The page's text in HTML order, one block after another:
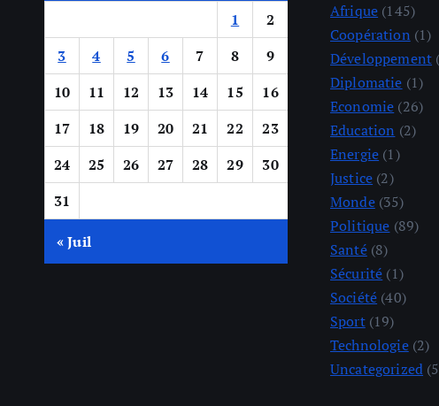
1
2
3
4 5 6 7 8
9
10
11 12 13 14 15
16
17
18 19 20 21 22
23
24
25 26 27 28 29
30
31
« Juil
Afrique (145)
Coopération (1)
Développement
Diplomatie (1)
Economie (26)
Education (2)
Energie (1)
Justice (2)
Monde(35)
Politique (89)
Santé(8)
Sécurité (1)
Société (40)
Sport(19)
Technologie(2)
Uncategorized